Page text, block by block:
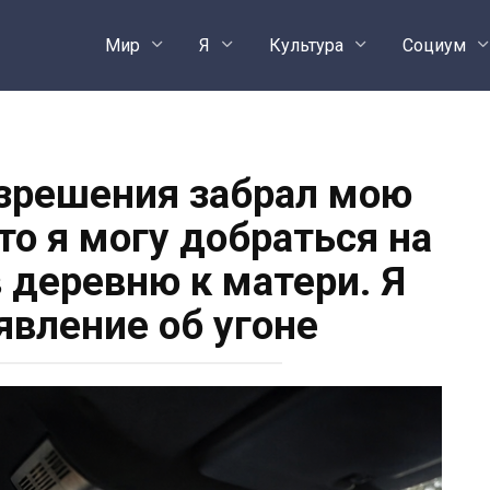
Мир Я Культура Социум
забрал мою
я могу добраться на
деревню к матери. Я
об угоне